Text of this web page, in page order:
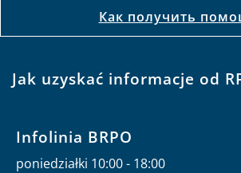
Как получить
Jak uzyskać informacje od
Infolinia BRPO
poniedziałki 10:00 - 18:00